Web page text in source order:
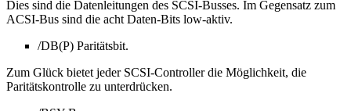
Dies sind die Datenleitungen des SCSI-Busses. Im Gegensatz zum
ACSI-Bus sind die acht Daten-Bits low-aktiv.
/DB(P) Paritätsbit.
Zum Glück bietet jeder SCSI-Controller die Möglichkeit, die
Paritätskontrolle zu unterdrücken.